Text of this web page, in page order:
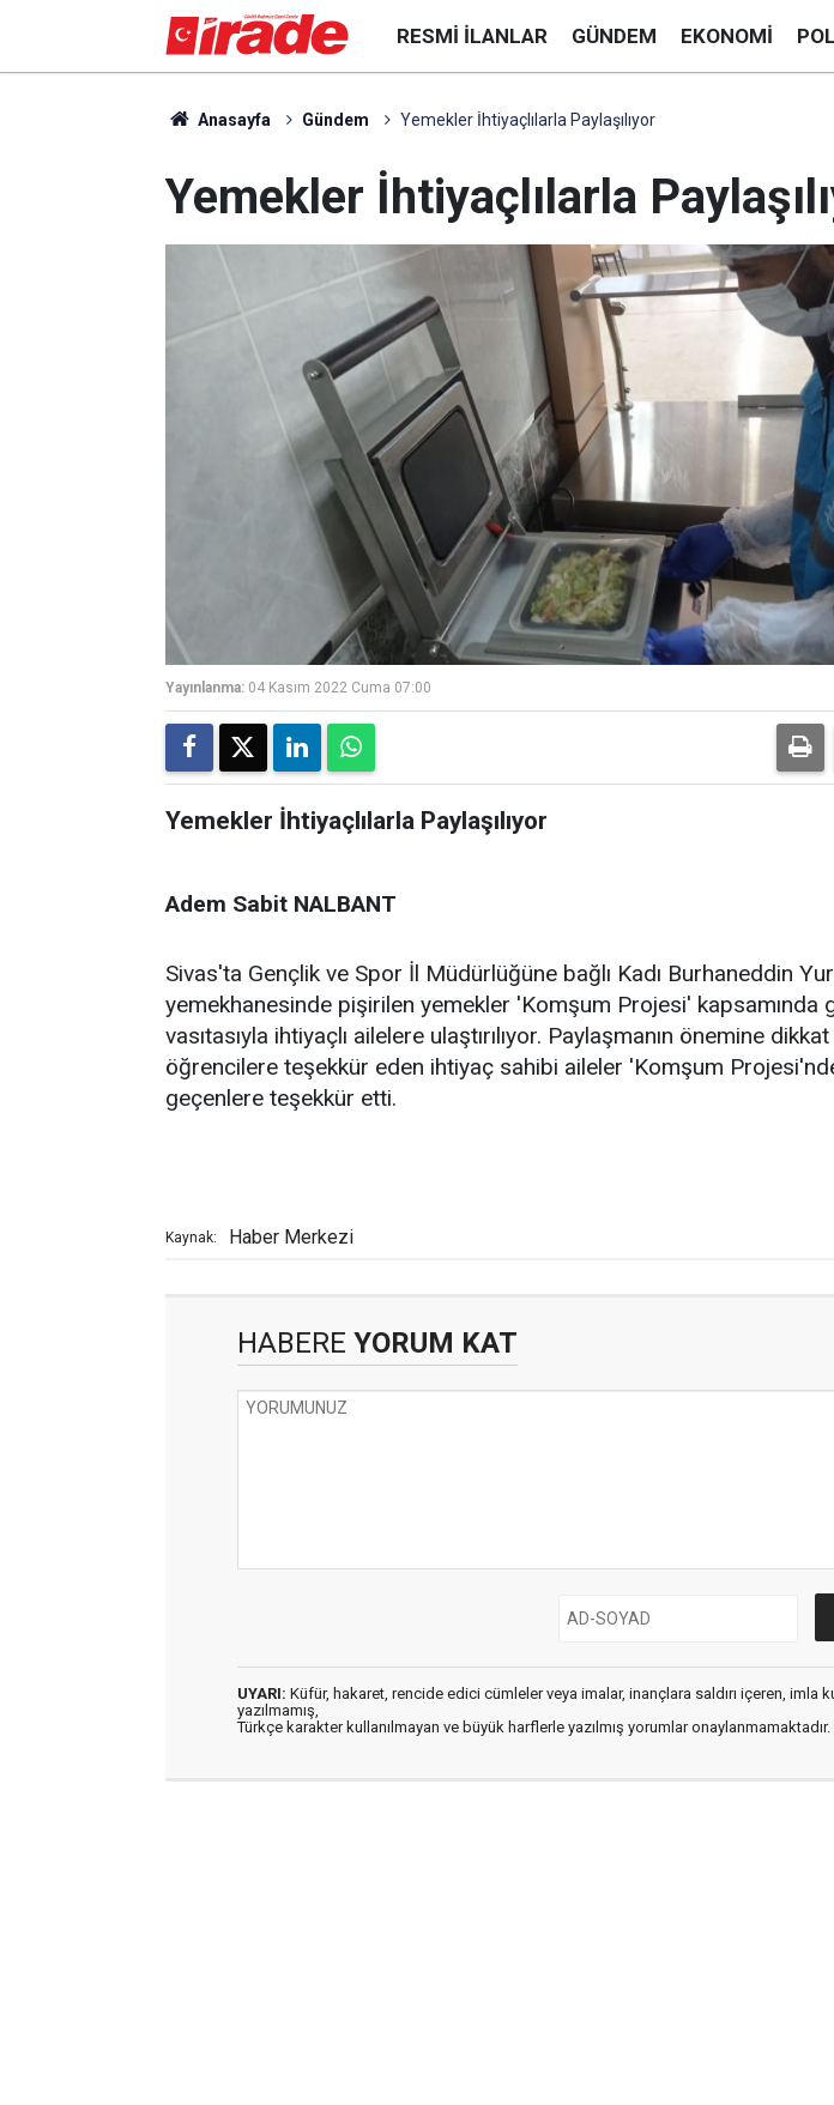
RESMI İLANLAR GÜNDEM EKONOMI
Anasayfa Gündem Yemekler İhtiyaçlılarla Paylaşılıyor
Yemekler İhtiyaçlılarla
Yayınlanma: 04 Kasım 2022 Cuma 07:00
Yemekler İhtiyaçlılarla Paylaşılıyor
Adem Sabit NALBANT
Sivas'ta Gençlik ve Spor İl Müdürlüğüne bağlı Kadı Burhaneddin
yemekhanesinde pişirilen yemekler 'Komşum Projesi' kapsamında
vasıtasıyla ihtiyaçlı ailelere ulaştırılıyor. Paylaşmanın önemine
öğrencilere teşekkür eden ihtiyaç sahibi aileler 'Komşum
geçenlere teşekkür etti.
Kaynak: Haber Merkezi
HABERE YORUM KAT
UYARI: Küfür, hakaret, rencide edici cümleler veya imalar, inançlara saldırı içeren, imla
yazılmamış,
Türkçe karakter kullanılmayan ve büyük harflerle yazılmış yorumlar onaylanmamaktadır.